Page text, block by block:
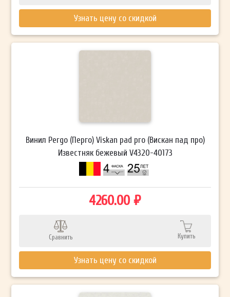
Узнать цену со скидкой
Винил Pergo (Перго) Viskan pad pro (Вискан пад про)
Известняк бежевый V4320-40173
4260.00 ₽
Сравнить Купить
Узнать цену со скидкой